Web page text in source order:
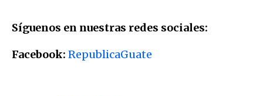
Síguenos en nuestras redes sociales:
Facebook: RepublicaGuate